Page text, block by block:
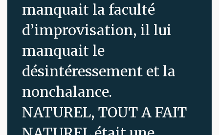
manquait la faculté
d’improvisation, il lui
manquait le
désintéressement et la
nonchalance.
NATUREL, TOUT A FAIT